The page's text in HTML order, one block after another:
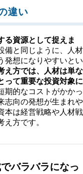
違い
る資源として捉えま
備と同じように、人材
発想になりやすいとい
え方では、人材は単な
って重要な投資対象に
期的なコストがかかっ
志向の発想が生まれや
本は経営戦略や人材戦
方です。
バラバラになっ